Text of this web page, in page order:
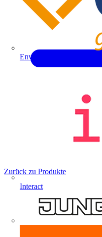
Enwitec
Interact
Zurück zu Produkte